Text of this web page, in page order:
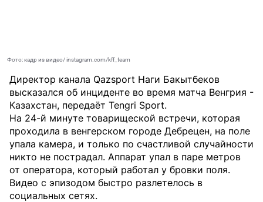
Фото: кадр из видео/ instagram.com/kff_team
Директор канала Qazsport Наги Бакытбеков
высказался об инциденте во время матча Венгрия -
Казахстан, передаёт Tengri Sport.
На 24-й минуте товарищеской встречи, которая
проходила в венгерском городе Дебрецен, на поле
упала камера, и только по счастливой случайности
никто не пострадал. Аппарат упал в паре метров
от оператора, который работал у бровки поля.
Видео с эпизодом быстро разлетелось в
социальных сетях.